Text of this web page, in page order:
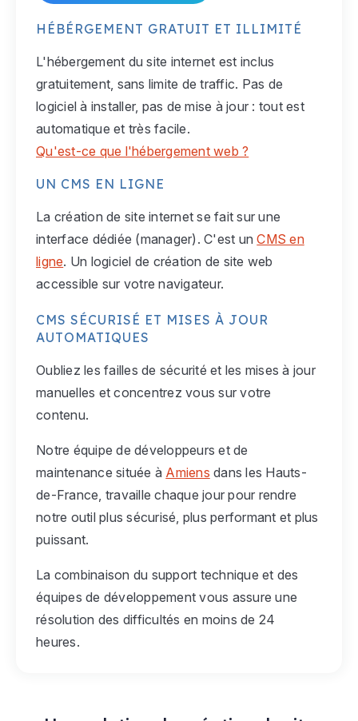
HÉBÉRGEMENT GRATUIT ET ILLIMITÉ
L'hébergement du site internet est inclus
gratuitement, sans limite de traffic. Pas de
logiciel à installer, pas de mise à jour : tout est
automatique et très facile.
Qu'est-ce que l'hébergement web ?
UN CMS EN LIGNE
La création de site internet se fait sur une
interface dédiée (manager). C'est unCMS en
ligne. Un logiciel de création de site web
accessible sur votre navigateur.
CMS SÉCURISÉ ET MISES À JOUR
AUTOMATIQUES
Oubliez les failles de sécurité et les mises à jour
manuelles et concentrez vous sur votre
contenu.
Notre équipe de développeurs et de
maintenance située à Amiens dans les Hauts-
de-France, travaille chaque jour pour rendre
notre outil plus sécurisé, plus performant et plus
puissant.
La combinaison du support technique et des
équipes de développement vous assure une
résolution des difficultés en moins de 24
heures.